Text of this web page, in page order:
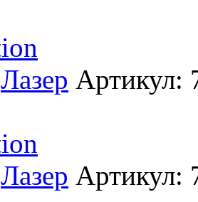
Лазер Артикул:
Лазер Артикул: